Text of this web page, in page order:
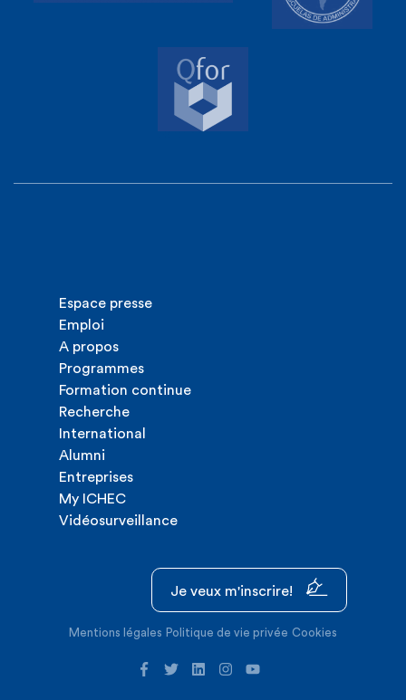
Espace presse
Emploi
A propos
Programmes
Formation continue
Recherche
International
Alumni
Entreprises
My ICHEC
Vidéosurveillance
Je veux m'inscrire!
Mentions légales Politique de vie privée Cookies